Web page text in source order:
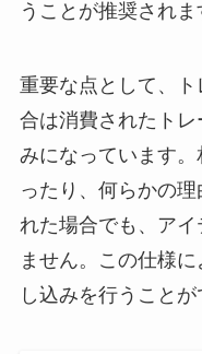
うことが推奨されま
重要な点として、
合は消費されたト
みになっています
ったり、何らかの
れた場合でも、ア
ません。この仕様
し込みを行うことが